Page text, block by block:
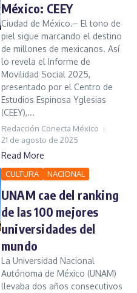
México: CEEY
Ciudad de México.– El tono de
piel sigue marcando el destino
de millones de mexicanos. Así
lo revela el Informe de
Movilidad Social 2025,
presentado por el Centro de
Estudios Espinosa Yglesias
(CEEY),...
Redacción Conecta México
21 de agosto de 2025
Read More
CULTURA NACIONAL
UNAM cae del ranking
de las 100 mejores
universidades del
mundo
La Universidad Nacional
Autónoma de México (UNAM)
llevaba dos años consecutivos